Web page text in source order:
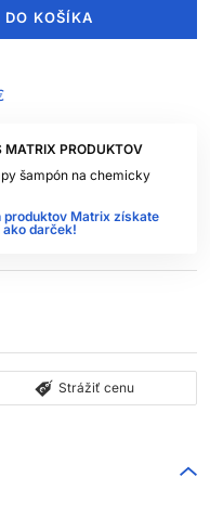
MATRIX PRODUKTOV
šampón na chemicky
produktov Matrix získate
darček!
DO KOŠÍKA
Strážiť cenu